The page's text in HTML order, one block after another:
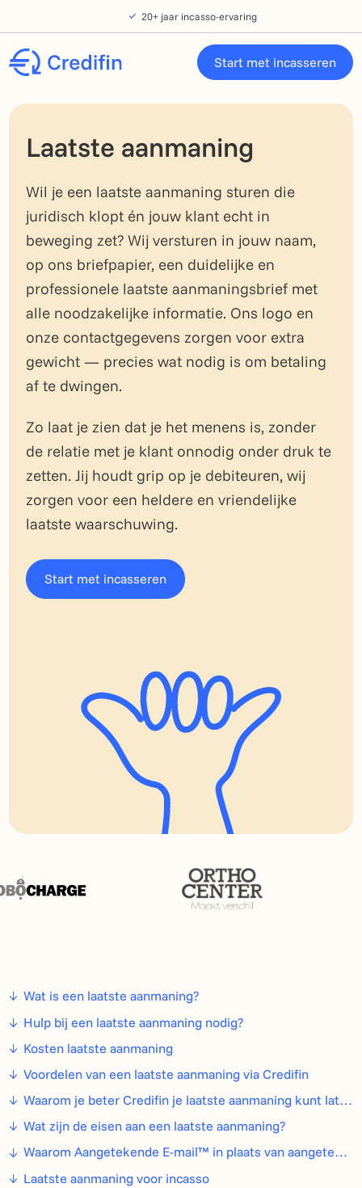
Verder naar navigatie 20+ jaar incasso-ervaring
Start met incasseren
Laatste aanmaning
Wil je een laatste aanmaning sturen die
juridisch klopt én jouw klant echt in
beweging zet? Wij versturen in jouw naam,
op ons briefpapier, een duidelijke en
professionele laatste aanmaningsbrief met
alle noodzakelijke informatie. Ons logo en
onze contactgegevens zorgen voor extra
gewicht — precies wat nodig is om betaling
af te dwingen.
Zo laat je zien dat je het menens is, zonder
de relatie met je klant onnodig onder druk te
zetten. Jij houdt grip op je debiteuren, wij
zorgen voor een heldere en vriendelijke
laatste waarschuwing.
Start met incasseren
Wat is een laatste aanmaning?
Hulp bij een laatste aanmaning nodig?
Kosten laatste aanmaning
Voordelen van een laatste aanmaning via Credifin
Waarom je beter Credifin je laatste aanmaning kunt laten versturen
Wat zijn de eisen aan een laatste aanmaning?
Waarom Aangetekende E-mail™ in plaats van aangetekende brief?
Laatste aanmaning voor incasso